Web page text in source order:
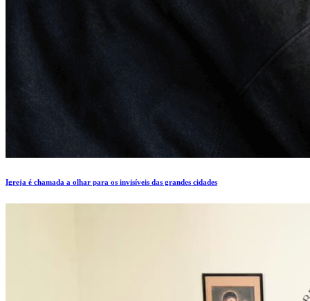
Igreja é chamada a olhar para os invisíveis das grandes cidades